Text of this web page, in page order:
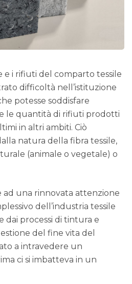
e i rifiuti del comparto tessile
difficoltà nell’istituzione
potesse soddisfare
le quantità di rifiuti prodotti
in altri ambiti. Ciò
natura della fibra tessile,
(animale o vegetale) o
ad una rinnovata attenzione
dell’industria tessile
dai processi di tintura e
del fine vita del
a intravedere un
ci si imbatteva in un